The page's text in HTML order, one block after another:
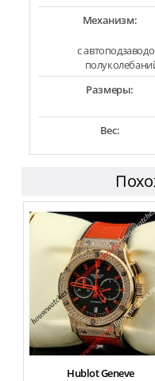
Механизм:
с
Размеры:
Вес:
Hublot Geneve